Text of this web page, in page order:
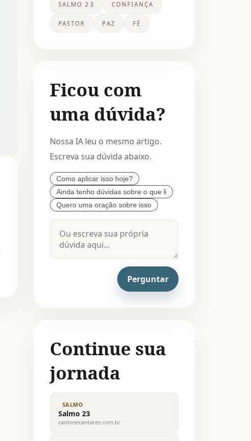
SALMO 23 CONFIANÇA
PASTOR PAZ FÉ
Ficou com
uma dúvida?
Nossa IA leu o mesmo artigo.
Escreva sua dúvida abaixo.
Como aplicar isso hoje?
Ainda tenho dúvidas sobre o que li
Quero uma oração sobre isso
Perguntar
Continue sua
jornada
SALMO
Salmo 23
cantosecantares.com.br